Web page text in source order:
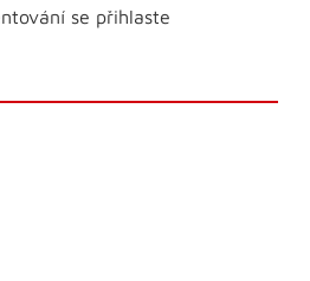
se přihlaste